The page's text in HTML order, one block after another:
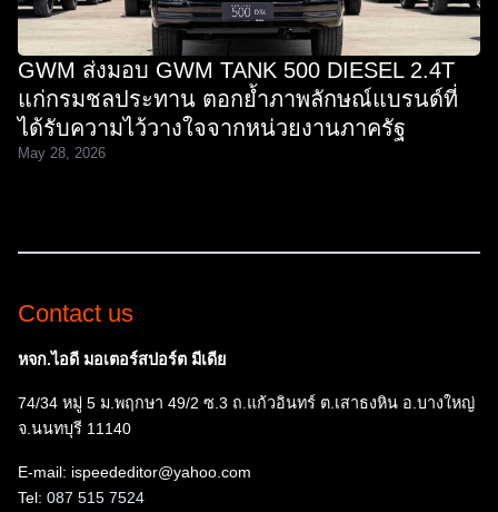
GWM ส่งมอบ GWM TANK 500 DIESEL 2.4T
แก่กรมชลประทาน ตอกย้ำภาพลักษณ์แบรนด์ที่
ได้รับความไว้วางใจจากหน่วยงานภาครัฐ
May 28, 2026
Contact us
หจก.ไอดี มอเตอร์สปอร์ต มีเดีย
74/34 หมู่ 5 ม.พฤกษา 49/2 ซ.3 ถ.แก้วอินทร์ ต.เสาธงหิน อ.บางใหญ่
จ.นนทบุรี 11140
E-mail: ispeededitor@yahoo.com
Tel: 087 515 7524